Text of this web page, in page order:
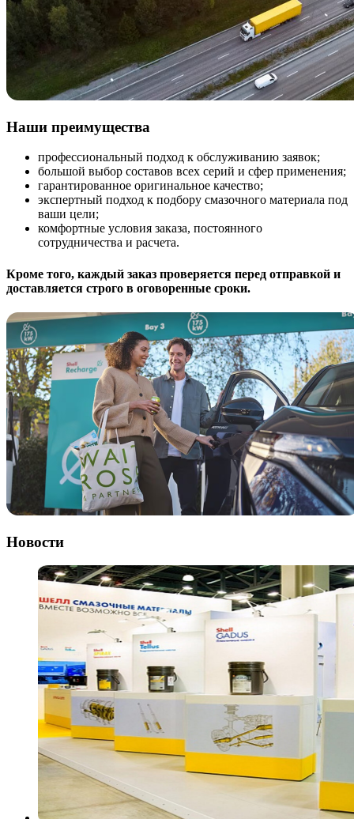
Наши преимущества
профессиональный подход к обслуживанию заявок;
большой выбор составов всех серий и сфер применения;
гарантированное оригинальное качество;
экспертный подход к подбору смазочного материала под
ваши цели;
комфортные условия заказа, постоянного
сотрудничества и расчета.
Кроме того, каждый заказ проверяется перед отправкой и
доставляется строго в оговоренные сроки.
Новости